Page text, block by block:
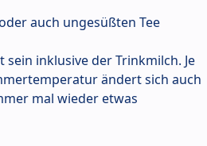
auch ungesüßten Tee
sein inklusive der Trinkmilch. Je
ändert sich auch
mal wieder etwas